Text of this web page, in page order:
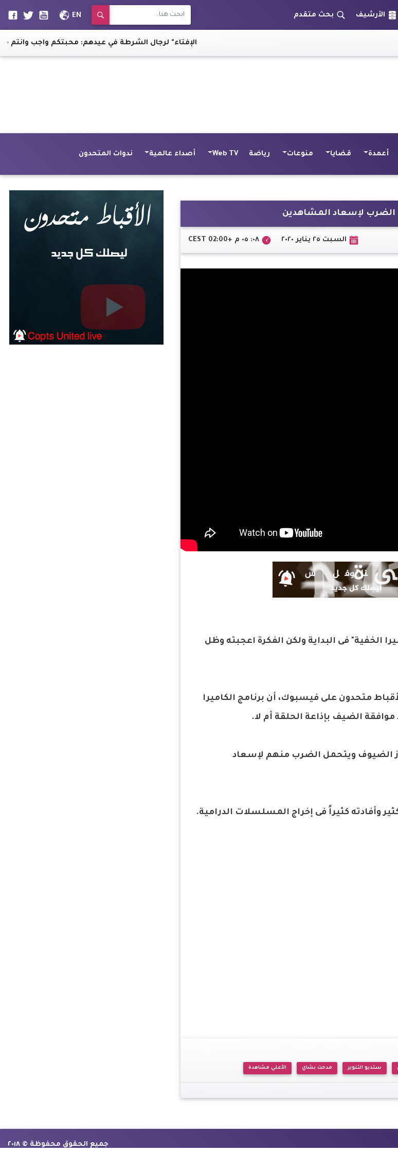
الأرشيف بحث متقدم EN
"الإفتاء" لرجال الشرطة في عيدهم: محبتكم واجب وانتم فخر هذا
أعمدة قضايا منوعات رياضة Web TV أصداء عالمية ندوات المتحدون
السبت ٢٥ يناير ٢٠٢٠ ٠٨: ٠٥ م +02:00 CEST
الخفية" فى البداية ولكن الفكرة اعجبته وظل
متحدون على فيسبوك، أن برنامج الكاميرا
الضيوف ويتحمل الضرب منهم لإسعاد
وأفادته كثيراً فى إخراج المسلسلات الدرامية.
ستديو التنوير مدحت بشاي الأعلي مشاهدة
جميع الحقوق محفوظة © ٢٠١٨